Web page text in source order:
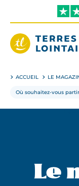
directement
contenu
ACCUEIL LE
Le